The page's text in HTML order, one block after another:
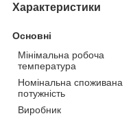
Характеристики
Основні
Мінімальна робоча
температура
Номінальна споживана
потужність
Виробник